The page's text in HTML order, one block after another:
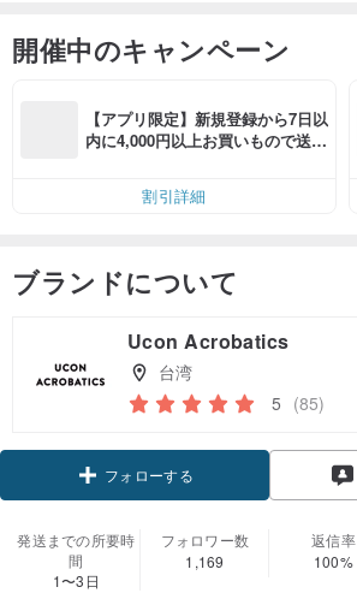
開催中のキャンペーン
【アプリ限定】新規登録から7日以
内に4,000円以上お買いもので送料
割引詳細
ブランドについて
Ucon Acrobatics
台湾
5 (85)
フォローする
発送までの所要時
間
1〜3日
フォロワー数
1,169
返信率
100%